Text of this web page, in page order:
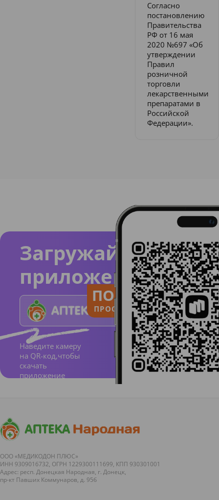
Согласно
постановлению
Правительства
РФ от 16 мая
2020 №697 «Об
утверждении
Правил
розничной
торговли
лекарственными
препаратами в
Российской
Федерации».
Загружайте
приложение
Наведите камеру
на QR-код,чтобы
скачать
приложение
ПОЛЬЗУЙСЯ
ПРОСТО И ПОНЯТНО
ООО «МЕДИКОДОН ПЛЮС»
ИНН 9309016732, ОГРН 1229300111699, КПП 930301001
Адрес: респ. Донецкая Народная, г. Донецк,
пр-кт Павших Коммунаров, д. 95б